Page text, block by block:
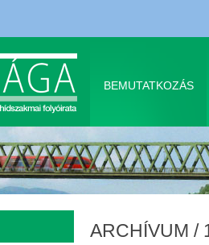
BEMUTATKOZÁS
ARCHÍVUM /